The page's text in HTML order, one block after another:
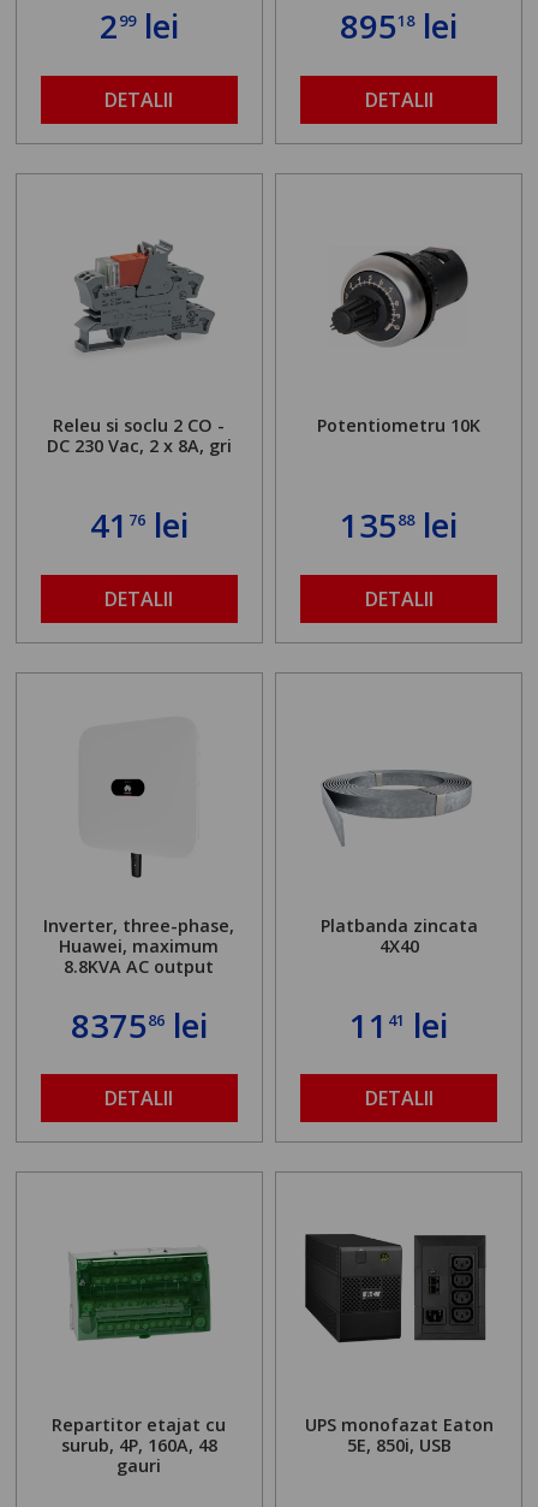
299lei
DETALII
89518lei
DETALII
Releu si soclu 2 CO -
DC 230 Vac, 2 x 8A, gri
41 76lei
DETALII
Potentiometru 10K
13588lei
DETALII
Inverter, three-phase,
Huawei, maximum
8.8KVA AC output
837586lei
DETALII
Platbanda zincata
4X40
11 41 lei
DETALII
Repartitor etajat cu
surub, 4P, 160A, 48
gauri
UPS monofazat Eaton
5E, 850i, USB